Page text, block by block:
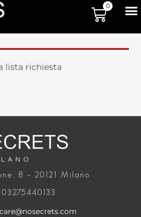
0
lista richiesta
8 – 20121 Milano
03275440133